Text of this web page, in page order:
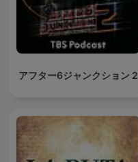
アフター6ジャンクション 2